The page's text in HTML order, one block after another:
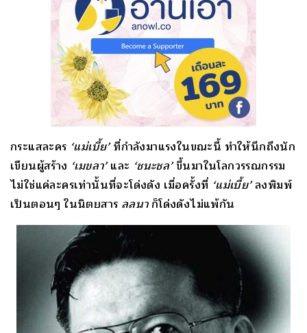
กระแสละคร ‘แม่เบี้ย’ที่กำลังมาแรงในขณะนี้ ทำให้นึกถึงนัก
เขียนผู้สร้าง ‘เมขลา’และ ‘ชนะชล’ขึ้นมาในโลกวรรณกรรม
ไม่ใช่แค่ละครเท่านั้นที่จะโด่งดัง เมื่อครั้งที่ ‘แม่เบี้ย’ลงพิมพ์
เป็นตอนๆ ในนิตยสาร ลลนาก็โด่งดังไม่แพ้กัน